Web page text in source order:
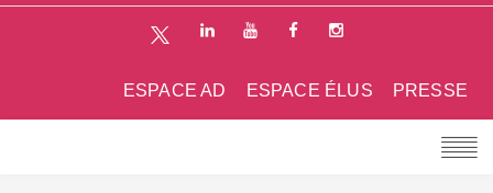
PRESSE
ESPACE ÉLUS
ESPACE AD